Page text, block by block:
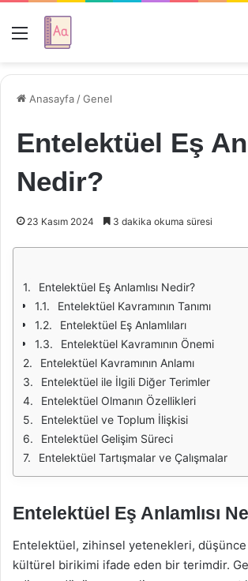
Menü
Anasayfa /Genel
Entelektüel Eş
Nedir?
23 Kasım 2024 3 dakika okuma süresi
Entelektüel Eş Anlamlısı Nedir?
Entelektüel Kavramının Tanımı
Entelektüel Eş Anlamlıları
Entelektüel Kavramının Önemi
Entelektüel Kavramının Anlamı
Entelektüel ile İlgili Diğer Terimler
Entelektüel Olmanın Özellikleri
Entelektüel ve Toplum İlişkisi
Entelektüel Gelişim Süreci
Entelektüel Tartışmalar ve Çalışmalar
Entelektüel Eş Anlamlısı
Entelektüel, zihinsel yetenekleri,
kültürel birikimi ifade eden bir terimdir.